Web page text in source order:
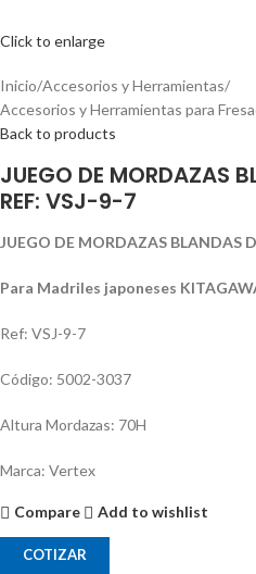
Click to enlarge
Inicio Accesorios y Herramientas
Accesorios y Herramientas para
Back to products
JUEGO DE MORDAZAS
REF: VSJ-9-7
JUEGO DE MORDAZAS BLANDAS
Para Madriles japoneses
Ref: VSJ-9-7
Código: 5002-3037
Altura Mordazas: 70H
Marca: Vertex
Compare Add to wishlist
COTIZAR